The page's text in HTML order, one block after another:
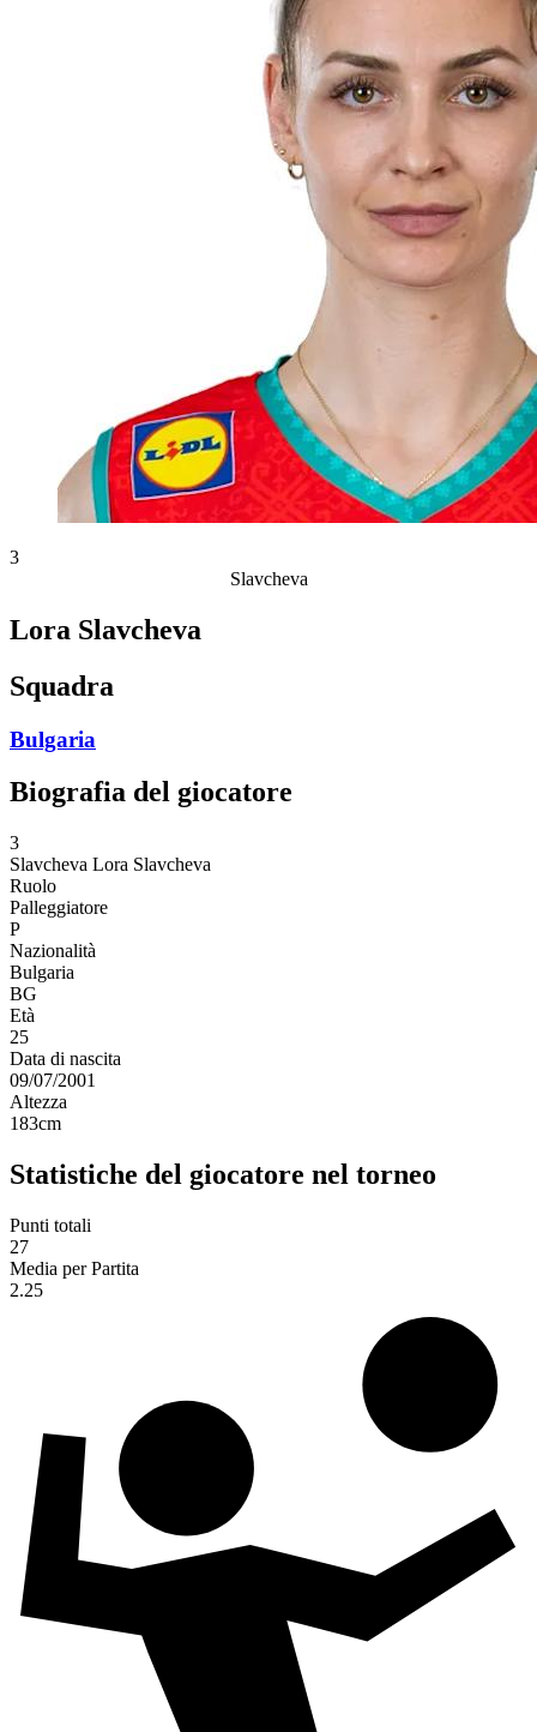
3
Slavcheva
Lora Slavcheva
Squadra
Bulgaria
Biografia del giocatore
3
Slavcheva Lora Slavcheva
Ruolo
Palleggiatore
P
Nazionalità
Bulgaria
BG
Età
25
Data di nascita
09/07/2001
Altezza
183cm
Statistiche del giocatore nel torneo
Punti totali
27
Media per Partita
2.25